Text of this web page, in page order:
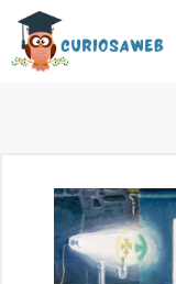
Saltar
contenido